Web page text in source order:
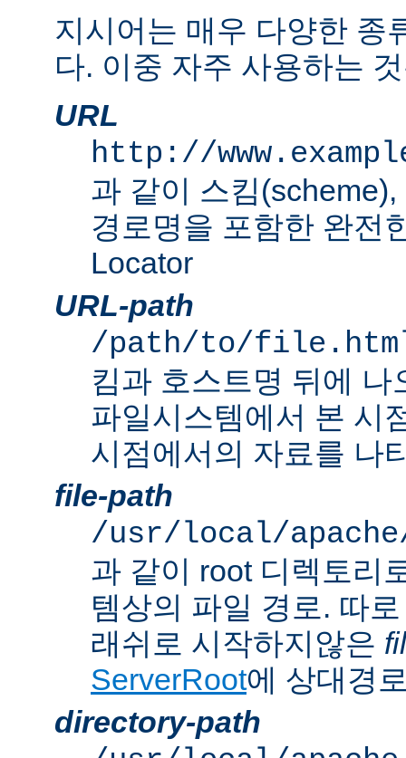
지시어는 매우 다양한 종
다. 이중 자주 사용하는
URL
http://
과 같이 스킴
경로명을 포함한 완전
Locator
URL-path
/path/to/
킴과 호스트명 뒤에
파일시스템에서 본 시
시점에서의 자료를 나
file-path
/usr/local/
과 같이 root 디렉토리
템상의 파일 경로. 따
래쉬로 시작하지않은
ServerRoot에 상대경
directory-path